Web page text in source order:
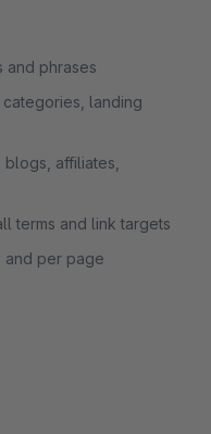
and phrases
landing
affiliates,
terms and link targets
and per page